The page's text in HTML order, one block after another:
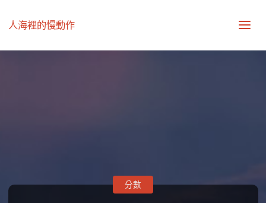
人海裡的慢動作
分數